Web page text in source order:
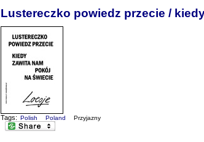
Lustereczko powiedz przecie /
Tags: Polish Poland Przyjazny